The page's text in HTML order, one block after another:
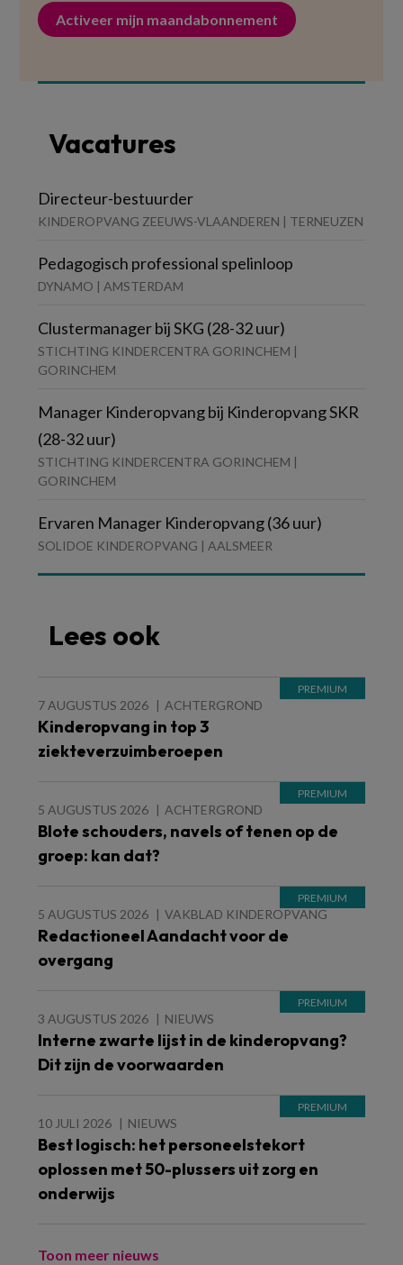
Activeer mijn maandabonnement
Vacatures
Directeur-bestuurder
KINDEROPVANG ZEEUWS-VLAANDEREN | TERNEUZEN
Pedagogisch professional spelinloop
DYNAMO | AMSTERDAM
Clustermanager bij SKG (28-32 uur)
STICHTING KINDERCENTRA GORINCHEM |
GORINCHEM
Manager Kinderopvang bij Kinderopvang SKR
(28-32 uur)
STICHTING KINDERCENTRA GORINCHEM |
GORINCHEM
Ervaren Manager Kinderopvang (36 uur)
SOLIDOE KINDEROPVANG | AALSMEER
Lees ook
7 AUGUSTUS 2026 ACHTERGROND
Kinderopvang in top 3
ziekteverzuimberoepen
5 AUGUSTUS 2026 ACHTERGROND
Blote schouders, navels of tenen op de
groep: kan dat?
5 AUGUSTUS 2026 VAKBLAD KINDEROPVANG
Redactioneel Aandacht voor de
overgang
3 AUGUSTUS 2026 NIEUWS
Interne zwarte lijst in de kinderopvang?
Dit zijn de voorwaarden
10 JULI 2026 NIEUWS
Best logisch: het personeelstekort
oplossen met 50-plussers uit zorg en
onderwijs
Toon meer nieuws